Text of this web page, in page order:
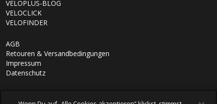
VELOPLUS-BLOG
VELOCLICK
VELOFINDER
AGB
Retouren & Versandbedingungen
Impressum
Datenschutz